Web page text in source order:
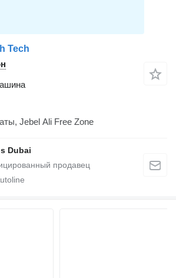
Tech
Jebel Ali Free Zone
Dubai